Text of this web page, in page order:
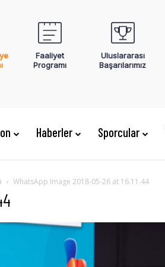
Faaliyet
Programı
Uluslararası
Başarılarımız
Haberler Sporcular
WhatsApp Image 2018-05-26 at 16.11.44